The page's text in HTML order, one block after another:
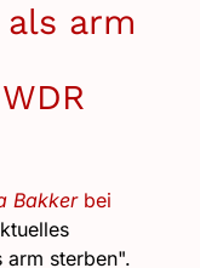
arm
Bakker bei
arm sterben".